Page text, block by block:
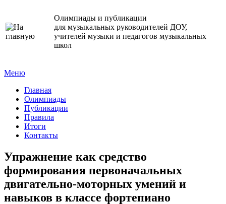
Олимпиады и публикации
для музыкальных руководителей ДОУ,
учителей музыки и педагогов музыкальных
школ
Меню
Главная
Олимпиады
Публикации
Правила
Итоги
Контакты
Упражнение как средство
формирования первоначальных
двигательно-моторных умений и
навыков в классе фортепиано